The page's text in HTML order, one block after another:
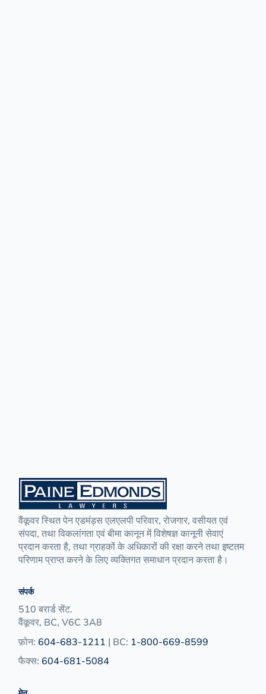
वैंकूवर स्थित पेन एडमंड्स एलएलपी परिवार, रोजगार, वसीयत एवं
संपदा, तथा विकलांगता एवं बीमा कानून में विशेषज्ञ कानूनी सेवाएं
प्रदान करता है, तथा ग्राहकों के अधिकारों की रक्षा करने तथा इष्टतम
परिणाम प्राप्त करने के लिए व्यक्तिगत समाधान प्रदान करता है।
संपर्क
510 बरार्ड सेंट.
वैंकूवर, BC, V6C 3A8
फ़ोन:604-683-1211 | BC: 1-800-669-8599
फैक्स:604-681-5084